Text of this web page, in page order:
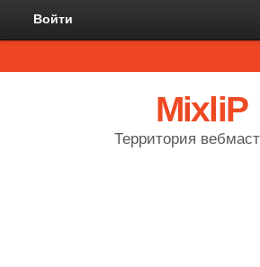
Войти
MixliP
Территория